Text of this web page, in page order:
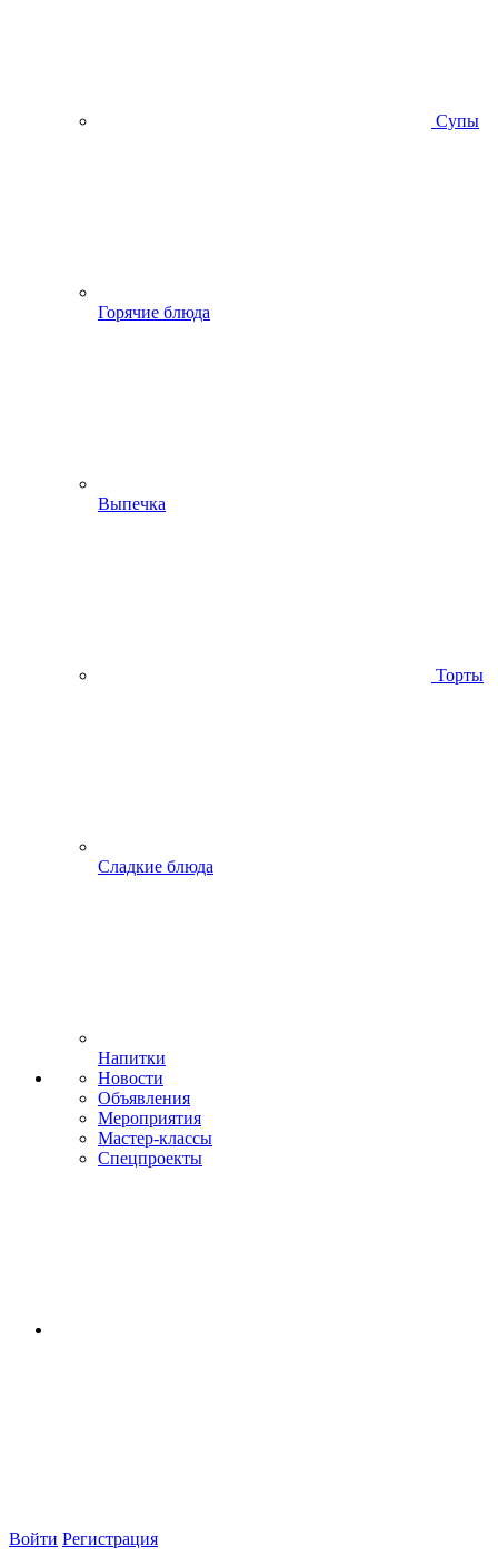
Супы
Горячие блюда
Выпечка
Торты
Сладкие блюда
Напитки
Новости
Объявления
Мероприятия
Мастер-классы
Спецпроекты
Войти Регистрация